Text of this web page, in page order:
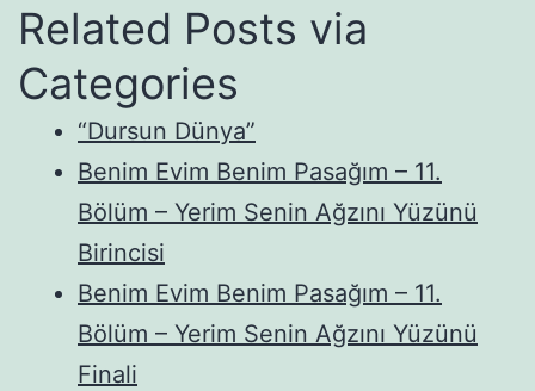
Related Posts via
Categories
“Dursun Dünya”
Benim Evim Benim Pasağım – 11.
Bölüm – Yerim Senin Ağzını Yüzünü
Birincisi
Benim Evim Benim Pasağım – 11.
Bölüm – Yerim Senin Ağzını Yüzünü
Finali